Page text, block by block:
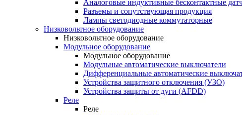
Аналоговые индуктивные бесконтактные
Разъемы и сопутствующая продукция
Лампы светодиодные коммутаторные
Низковольтное оборудование
Низковольтное оборудование
Модульное оборудование
Модульное оборудование
Модульные автоматические выключатели
Дифференциальные автоматические
Устройства защитного отключения (УЗО)
Устройства защиты от дуги (AFDD)
Реле
Реле